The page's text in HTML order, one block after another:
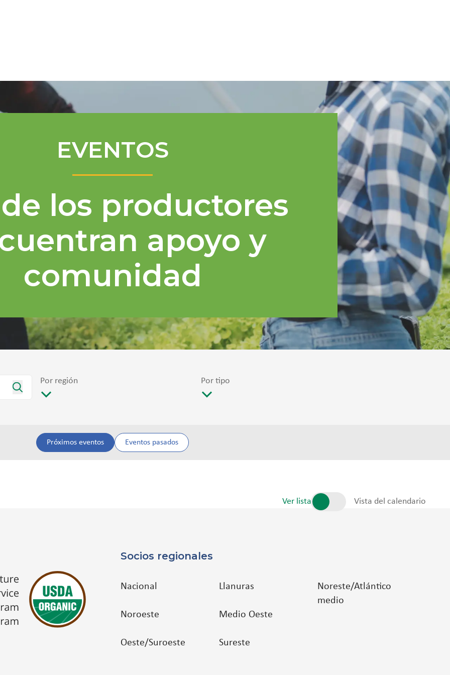
EVENTOS
los productores
apoyo y
comunidad
Por región Por tipo
Próximos eventos Eventos pasados
Ver lista Vista del calendario
Socios regionales
Nacional
Noroeste
Oeste/Suroeste
Llanuras
Medio Oeste
Sureste
Noreste/Atlántico
medio